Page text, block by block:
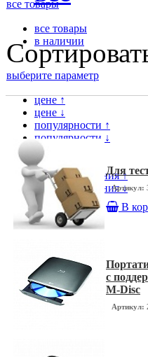
все товары
все товары
в наличии
выберите параметр
цене ↑
цене ↓
популярности ↑
популярности ↓
модели ↑
модели ↓
дате поступления ↑
дате поступления ↓
Для
Артикул:
В
с
M-Disc
Артикул: